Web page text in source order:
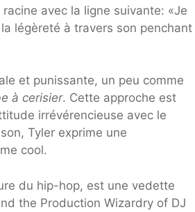
avec la ligne suivante: «Je
légèreté à travers son penchant
et punissante, un peu comme
à cerisier. Cette approche est
irrévérencieuse avec le
Tyler exprime une
cool.
du hip-hop, est une vedette
the Production Wizardry of DJ